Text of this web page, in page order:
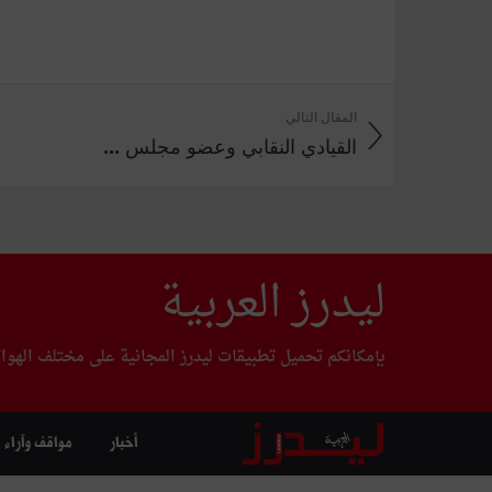
المقال التالي
القيادي النقابي وعضو مجلس ...
ليدرز العربية
بإمكانكم تحميل تطبيقات ليدرز المجانية على مختلف
أخبار مواقف وآراء